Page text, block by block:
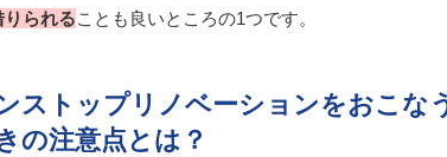
りられることも良いところの1つです。
ストップリノベーションをおこな
の注意点とは？